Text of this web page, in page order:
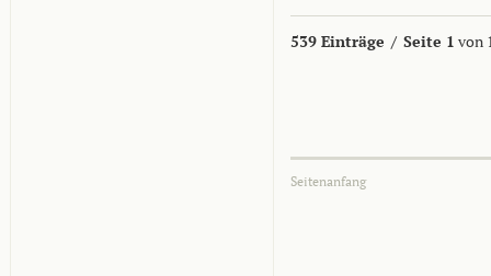
539 Einträge / Seite 1 von
Seitenanfang